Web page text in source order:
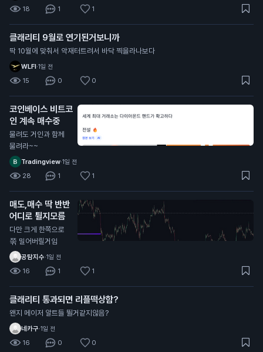
18 1 1
클래리티 9월로 연기된거보니까
딱 10월에 맞춰서 악재터트려서 바닥 찍을라나보다
WLFI·1일 전
15 0 0
코인베이스 비트코
인 계속 매수중
물려도 거인과 함께
물려라~~
Tradingview·1일 전
28 1 1
매도,매수 딱 반반
어디로 튈지모름
다만 크게 한쪽으로
쭊 밀어버릴거임
공탐지수·1일 전
16 1 1
클래리티 통과되면 리플떡상함?
왠지 메이저 알트들 뛸거같지않음?
네카구·1일 전
16 0 0